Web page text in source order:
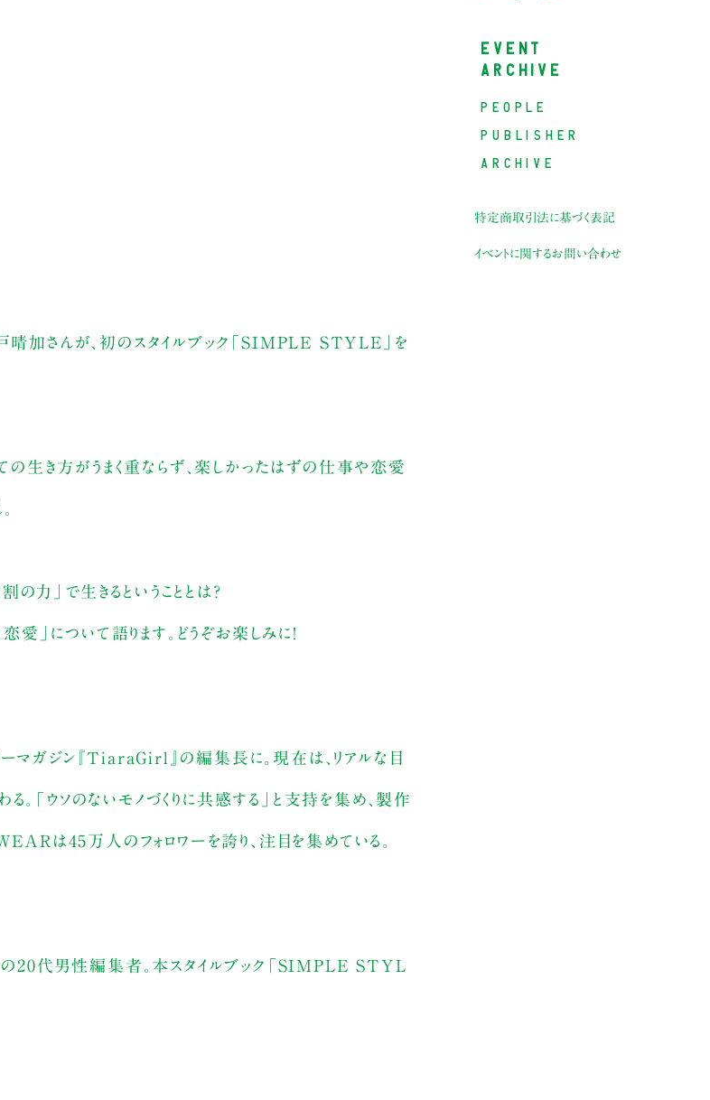
加さんが、初のスタイルブック「SIMPLE STYLE」を
生き方がうまく重ならず、楽しかったはずの仕事や恋愛
の力」で生きるということとは？
」について語ります。どうぞお楽しみに！
マガジン『TiaraGirl』の編集長に。現在は、リアルな目
「ウソのないモノづくりに共感する」と支持を集め、製作
は45万人のフォロワーを誇り、注目を集めている。
の20代男性編集者。本スタイルブック「SIMPLE STYL
EVENT
ARCHIVE
PEOPLE
PUBLISHER
ARCHIVE
特定商取引法に基づく表記
イベントに関するお問い合わせ